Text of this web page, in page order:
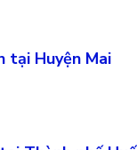
tại Huyện Mai